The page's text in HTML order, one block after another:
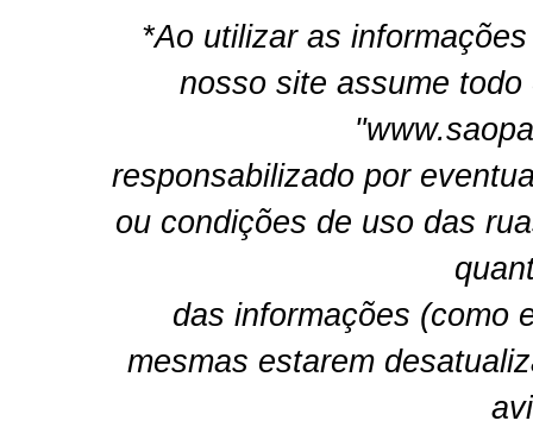
*Ao utilizar as
nosso site assume
responsabilizado por
ou condições de uso das
das informações (como
mesmas estarem